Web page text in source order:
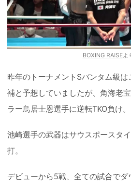
BOXING RAISEよ
昨年のトーナメントSバンタム級
補と予想していましたが、角海老
ラー鳥居士恩選手に逆転TKO負け。
池崎選手の武器はサウスポースタ
打。
デビューから5戦、全ての試合で